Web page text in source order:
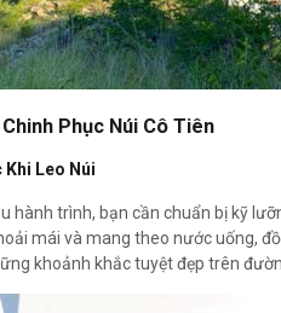
Phục Núi Cô Tiên
Khi Leo Núi
hành trình, bạn cần chuẩn bị kỹ
mái và mang theo nước uống,
khoảnh khắc tuyệt đẹp trên